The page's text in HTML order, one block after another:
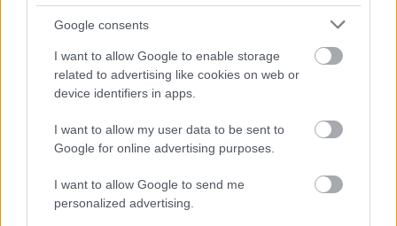
Google consents
I want to allow Google to enable storage
related to advertising like cookies on web or
device identifiers in apps.
I want to allow my user data to be sent to
Google for online advertising purposes.
I want to allow Google to send me
personalized advertising.